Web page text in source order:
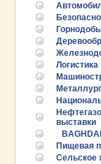
Логистика
выставки
Пищевая
Сельское